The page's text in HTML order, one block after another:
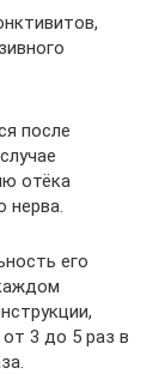
после
отёка
нерва.
его
3 до 5 раз в